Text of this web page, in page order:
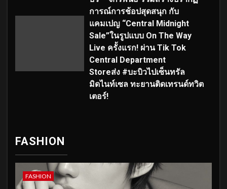
การณ์การช้อปสุดสนุก กับ
แคมเปญ “Central Midnight
Sale”ในรูปแบบ On The Way
Live ครั้งแรก! ผ่าน Tik Tok
Central Department
Storeส่ง #บะบิวไปเซ็นทรัล
มิดไนท์เซล ทะยานติดเทรนด์ทวิต
เตอร์!
FASHION
FASHION